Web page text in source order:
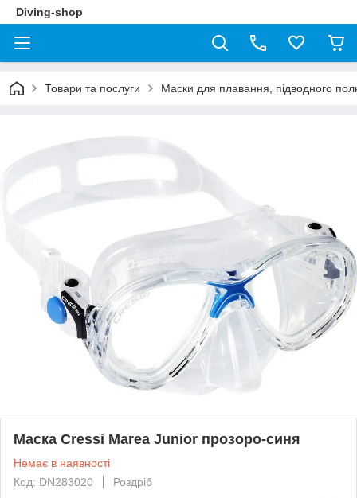
Diving-shop
Товари та послуги Маски для плавання, підводного
Маска Cressi Marea Junior прозоро-синя
Немає в наявності
Код: DN283020
Роздріб